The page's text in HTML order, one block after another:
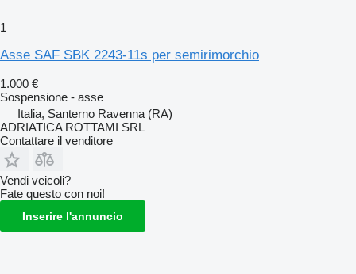
1
Asse SAF SBK 2243-11s per semirimorchio
1.000 €
Sospensione - asse
Italia, Santerno Ravenna (RA)
ADRIATICA ROTTAMI SRL
Contattare il venditore
Vendi veicoli?
Fate questo con noi!
Inserire l'annuncio